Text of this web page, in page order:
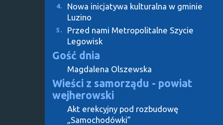
4.
Nowa inicjatywa kulturalna w gminie
Luzino
5.
Przed nami Metropolitalne Szycie
Legowisk
Gość dnia
Magdalena Olszewska
Wieści z samorządu - powiat
wejherowski
Akt erekcyjny pod rozbudowę
„Samochodówki”